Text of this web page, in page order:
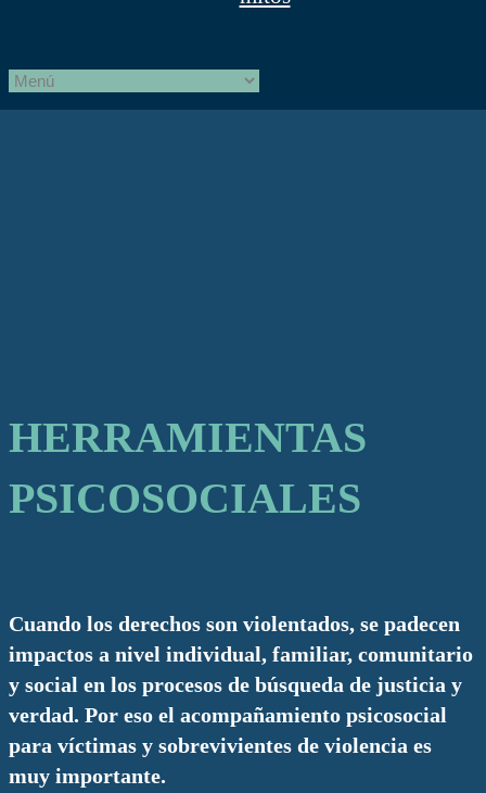
HERRAMIENTAS
PSICOSOCIALES
Cuando los derechos son violentados, se padecen
impactos a nivel individual, familiar, comunitario
y social en los procesos de búsqueda de justicia y
verdad. Por eso el acompañamiento psicosocial
para víctimas y sobrevivientes de violencia es
muy importante.